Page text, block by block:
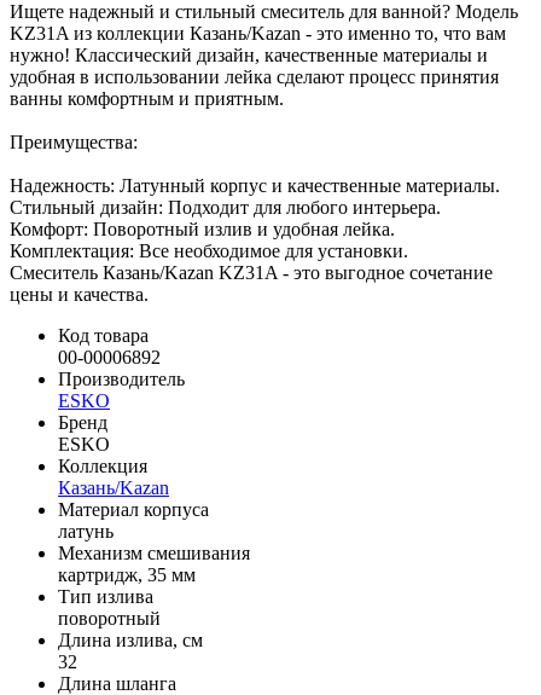
Ищете надежный и стильный смеситель для ванной? Модель
KZ31A из коллекции Казань/Kazan - это именно то, что вам
нужно! Классический дизайн, качественные материалы и
удобная в использовании лейка сделают процесс принятия
ванны комфортным и приятным.
Преимущества:
Надежность: Латунный корпус и качественные материалы.
Стильный дизайн: Подходит для любого интерьера.
Комфорт: Поворотный излив и удобная лейка.
Комплектация: Все необходимое для установки.
Смеситель Казань/Kazan KZ31A - это выгодное сочетание
цены и качества.
Код товара
00-00006892
Производитель
ESKO
Бренд
ESKO
Коллекция
Казань/Kazan
Материал корпуса
латунь
Механизм смешивания
картридж, 35 мм
Тип излива
поворотный
Длина излива, см
32
Длина шланга